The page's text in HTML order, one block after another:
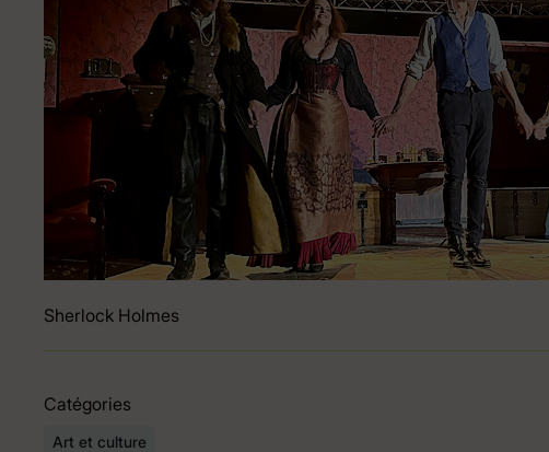
Sherlock Holmes
Catégories
Art et culture